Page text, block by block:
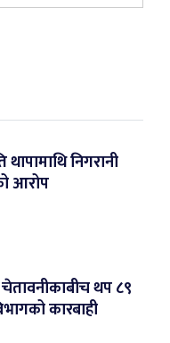
निगरानी
आरोप
थप ८९
कारबाही